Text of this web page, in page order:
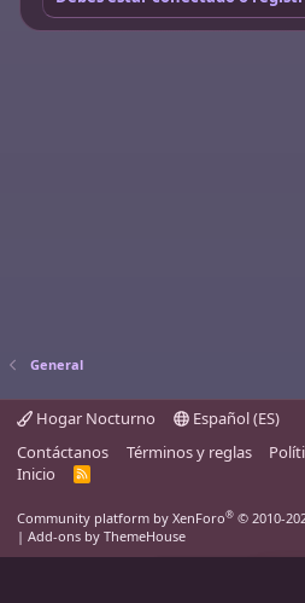
General
Hogar Nocturno
Español (ES)
Contáctanos
Términos y reglas
Inicio
R
Community platform by XenForo® © 2010-
| Add-ons by ThemeHouse